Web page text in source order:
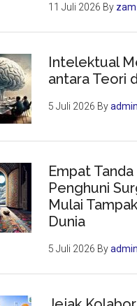
11 Juli 2026 By zam
Intelektual
antara Teori
5 Juli 2026 Byadmin
Empat
Penghuni
Mulai
Dunia
5 Juli 2026 Byadmin